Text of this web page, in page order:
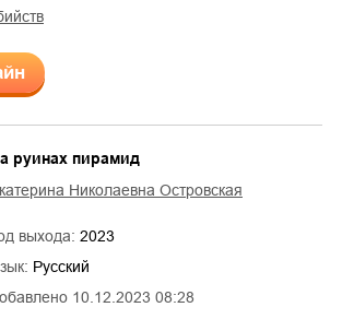
10.12.2023 08:28
руинах пирамид
Николаевна Островская
выхода: 2023
Русский